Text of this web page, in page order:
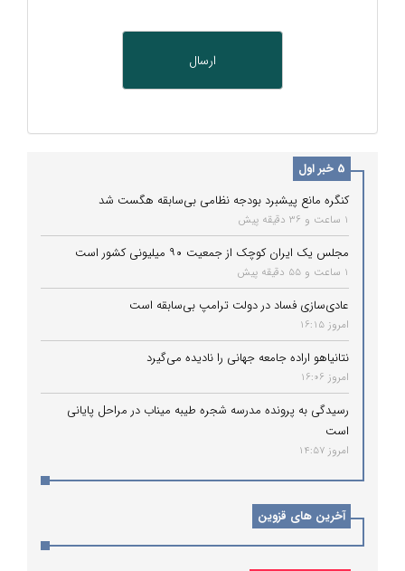
5 خبر اول
کنگره مانع پیشبرد بودجه نظامی بی‌سابقه هگست شد
1 ساعت و 36 دقیقه پیش
مجلس یک ایران کوچک از جمعیت ۹۰ میلیونی کشور است
1 ساعت و 55 دقیقه پیش
عادی‌سازی فساد در دولت ترامپ بی‌سابقه است
امروز 16:15
نتانیاهو اراده جامعه جهانی را نادیده می‌گیرد
امروز 16:06
رسیدگی به پرونده مدرسه شجره طیبه میناب در مراحل پایانی
است
امروز 14:57
آخرین های قزوین